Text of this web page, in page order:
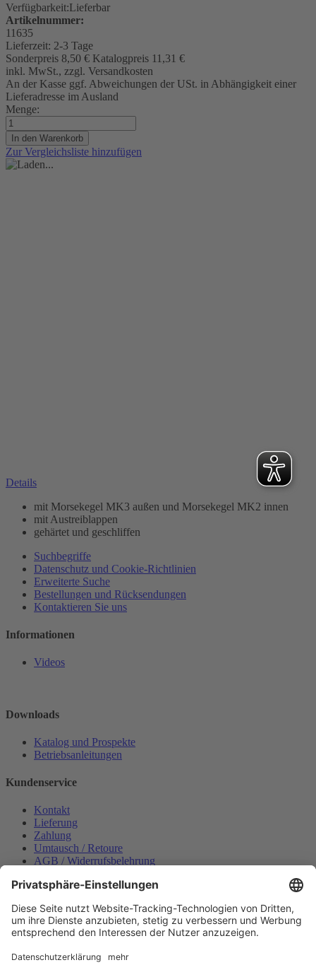
Verfügbarkeit:Lieferbar
Artikelnummer:
11635
Lieferzeit: 2-3 Tage
Sonderpreis 8,50 € Katalogpreis 11,31 €
inkl. MwSt., zzgl. Versandkosten
An der Kasse ggf. Abweichungen der USt. in Abhängigkeit einer
Lieferadresse im Ausland
Menge:
In den Warenkorb
Zur Vergleichsliste hinzufügen
Details
mit Morsekegel MK3 außen und Morsekegel MK2 innen
mit Austreiblappen
gehärtet und geschliffen
Suchbegriffe
Datenschutz und Cookie-Richtlinien
Erweiterte Suche
Bestellungen und Rücksendungen
Kontaktieren Sie uns
Informationen
Videos
Downloads
Katalog und Prospekte
Betriebsanleitungen
Kundenservice
Kontakt
Lieferung
Zahlung
Umtausch / Retoure
AGB / Widerrufsbelehrung
Datenschutzerklärung
Bestellung widerrufen
Mein konto